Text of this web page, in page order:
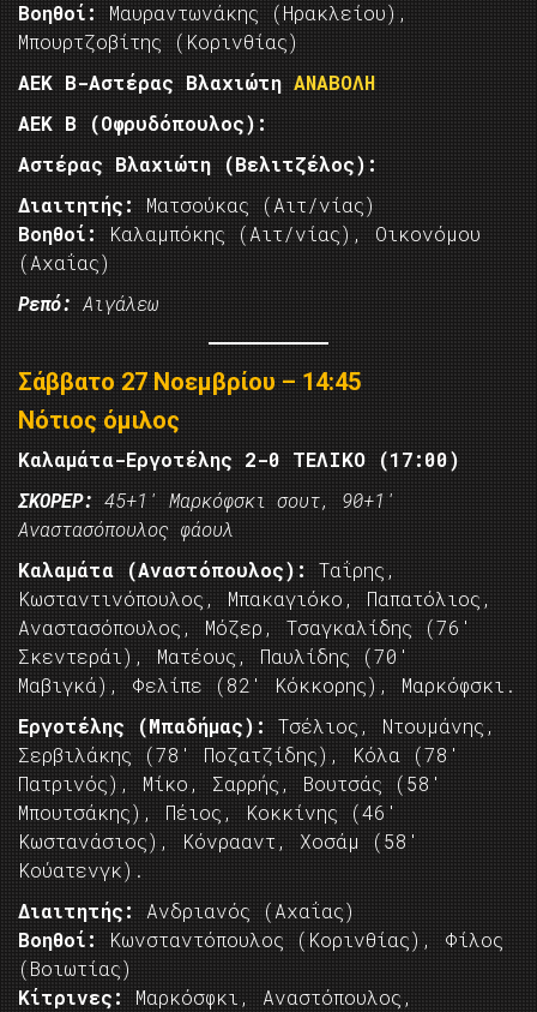
Βοηθοί:
Μαυραντωνάκης (Ηρακλείου),
Μπουρτζοβίτης (Κορινθίας)
ΑΕΚ Β-Αστέρας Βλαχιώτη ΑΝΑΒΟΛΗ
ΑΕΚ Β (Οφρυδόπουλος):
Αστέρας Βλαχιώτη (Βελιτζέλος):
Διαιτητής:
Ματσούκας (Αιτ/νίας)
Βοηθοί:
Καλαμπόκης (Αιτ/νίας), Οικονόμου
(Αχαΐας)
Ρεπό: Αιγάλεω
Σάββατο 27 Νοεμβρίου – 14:45
Νότιος όμιλος
Καλαμάτα-Εργοτέλης 2-0 ΤΕΛΙΚΟ (17:00)
ΣΚΟΡΕΡ: 45+1′ Μαρκόφσκι σουτ, 90+1′
Αναστασόπουλος φάουλ
Καλαμάτα (Αναστόπουλος): Ταΐρης,
Κωσταντινόπουλος, Μπακαγιόκο, Παπατόλιος,
Αναστασόπουλος, Μόζερ, Τσαγκαλίδης (76′
Σκεντεράι), Ματέους, Παυλίδης (70′
Μαβιγκά), Φελίπε (82′ Κόκκορης), Μαρκόφσκι.
Εργοτέλης (Μπαδήμας): Τσέλιος, Ντουμάνης,
Σερβιλάκης (78′ Ποζατζίδης), Κόλα (78′
Πατρινός), Μίκο, Σαρρής, Βουτσάς (58′
Μπουτσάκης), Πέιος, Κοκκίνης (46′
Κωστανάσιος), Κόνρααντ, Χοσάμ (58′
Κούατενγκ).
Διαιτητής:
Ανδριανός (Αχαΐας)
Βοηθοί:
Κωνσταντόπουλος (Κορινθίας), Φίλος
(Βοιωτίας)
Κίτρινες: Μαρκόσφκι, Αναστόπουλος,